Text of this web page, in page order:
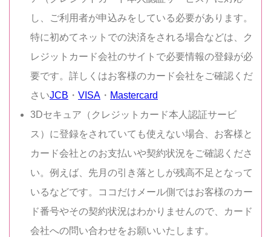
し、ご利用者が申込みをしている必要があります。
特に初めてネットでの決済をされる場合などは、ク
レジットカード会社のサイトで必要情報の登録が必
要です。詳しくはお客様のカード会社をご確認くだ
さいJCB ・ VISA ・ Mastercard
3Dセキュア（クレジットカード本人認証サービ
ス）に登録をされていても使えない場合、お客様と
カード会社とのお支払いや契約状況をご確認くださ
い。例えば、先月の引き落としが残高不足となって
いるなどです。ココだけメール側ではお客様のカー
ド番号やその契約状況はわかりませんので、カード
会社への問い合わせをお願いいたします。